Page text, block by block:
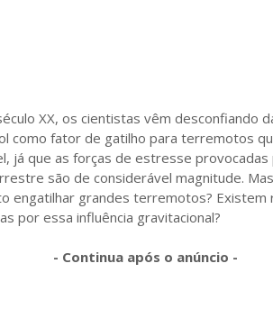
XX, os cientistas vêm desconfiando
como fator de gatilho para terremotos
já que as forças de estresse
são de considerável magnitude.
engatilhar grandes terremotos?
por essa influência gravitacional?
- Continua após o anúncio -